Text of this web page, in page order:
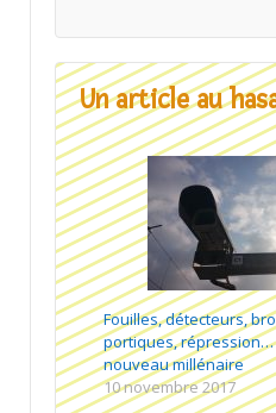
Un article au
Fouilles, détecteurs,
portiques, répression…
nouveau millénaire
10 novembre 2017